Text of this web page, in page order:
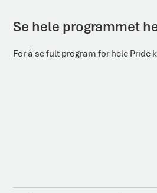
Se hele programmet
For å se fult program for hele Pride